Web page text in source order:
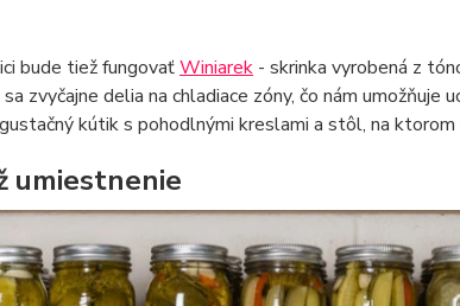
bude tiež fungovaťWiniarek- skrinka vyrobená z
zvyčajne delia na chladiace zóny, čo nám umožňuje
kútik s pohodlnými kreslami a stôl, na
umiestnenie